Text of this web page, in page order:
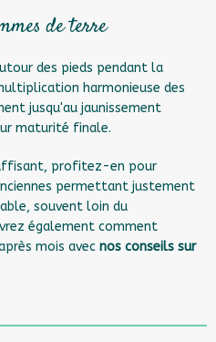
de terre
des pieds pendant la
harmonieuse des
jusqu'au jaunissement
maturité finale.
profitez-en pour
permettant justement
souvent loin du
également comment
mois avec nos conseils sur